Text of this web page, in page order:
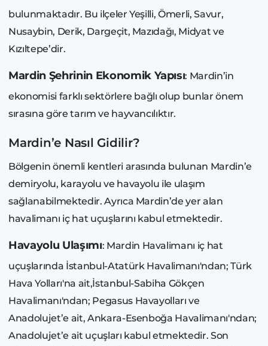
bulunmaktadır. Bu ilçeler Yeşilli, Ömerli, Savur,
Nusaybin, Derik, Dargeçit, Mazıdağı, Midyat ve
Kızıltepe’dir.
Mardin Şehrinin Ekonomik Yapısı: Mardin’in
ekonomisi farklı sektörlere bağlı olup bunlar önem
sırasına göre tarım ve hayvancılıktır.
Mardin’e Nasıl Gidilir?
Bölgenin önemli kentleri arasında bulunan Mardin’e
demiryolu, karayolu ve havayolu ile ulaşım
sağlanabilmektedir. Ayrıca Mardin’de yer alan
havalimanı iç hat uçuşlarını kabul etmektedir.
Havayolu Ulaşımı: Mardin Havalimanı iç hat
uçuşlarında İstanbul-Atatürk Havalimanı'ndan; Türk
Hava Yolları'na ait,İstanbul-Sabiha Gökçen
Havalimanı'ndan; Pegasus Havayolları ve
Anadolujet’e ait, Ankara-Esenboğa Havalimanı'ndan;
Anadolujet’e ait uçuşları kabul etmektedir. Son